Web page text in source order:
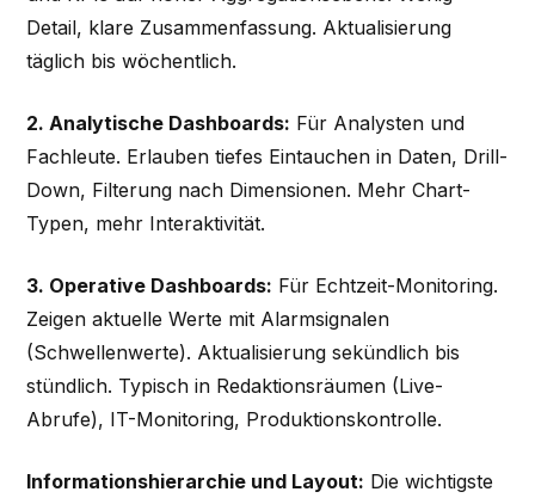
Detail, klare Zusammenfassung. Aktualisierung
täglich bis wöchentlich.
2. Analytische Dashboards: Für Analysten und
Fachleute. Erlauben tiefes Eintauchen in Daten, Drill-
Down, Filterung nach Dimensionen. Mehr Chart-
Typen, mehr Interaktivität.
3. Operative Dashboards: Für Echtzeit-Monitoring.
Zeigen aktuelle Werte mit Alarmsignalen
(Schwellenwerte). Aktualisierung sekündlich bis
stündlich. Typisch in Redaktionsräumen (Live-
Abrufe), IT-Monitoring, Produktionskontrolle.
Informationshierarchie und Layout: Die wichtigste